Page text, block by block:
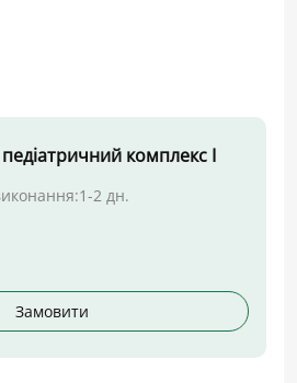
комплекс І
1-2 дн.
Замовити